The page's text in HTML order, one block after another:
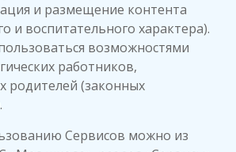
и размещение контента
и воспитательного характера).
возможностями
работников,
родителей (законных
Сервисов можно из